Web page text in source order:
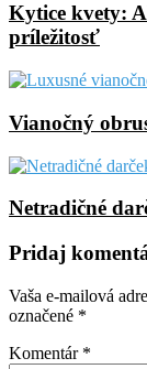
Kytice kvety:
príležitosť
Vianočný
Netradičné
Pridaj
Vaša e-mailová
označené *
Komentár *